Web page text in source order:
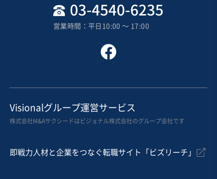
営業時間：平日10:00 〜 17:00
Visionalグループ運営サービス
株式会社M&Aサクシードはビジョナル株式会社のグループ会社です
即戦力人材と企業をつなぐ転職サイト「ビズリーチ」